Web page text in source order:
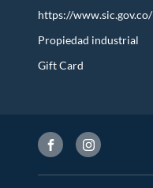
https://www.sic.gov.co/
Propiedad industrial
Gift Card